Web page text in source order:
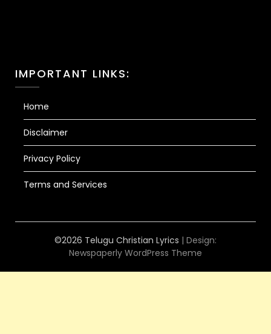
IMPORTANT LINKS:
Home
Disclaimer
Privacy Policy
Terms and Services
©2026 Telugu Christian Lyrics | Design:
Newspaperly WordPress Theme